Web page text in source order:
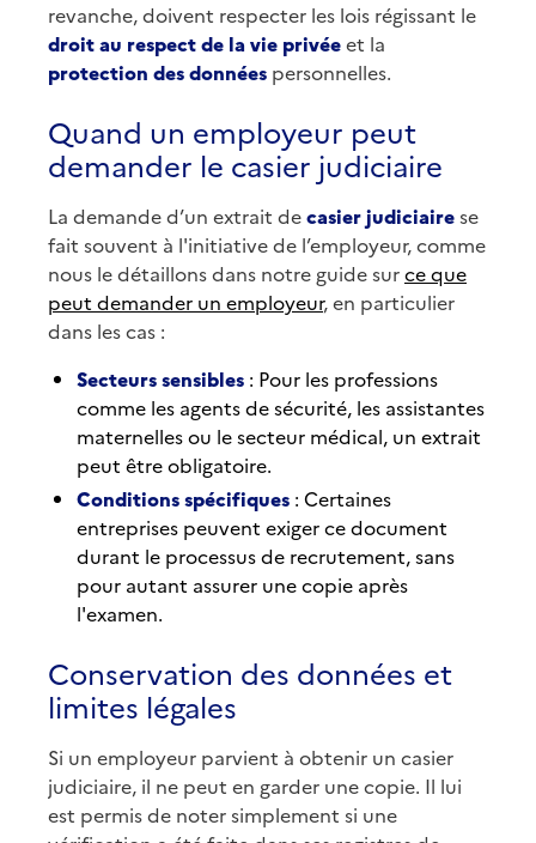
revanche, doivent respecter les lois régissant le
droit au respect de la vie privéeet la
protection des données personnelles.
Quand un employeur peut
demander le casier judiciaire
La demande d’un extrait decasier judiciairese
fait souvent à l'initiative de l’employeur, comme
nous le détaillons dans notre guide surce que
peut demander un employeur, en particulier
dans les cas :
Secteurs sensibles : Pour les professions
comme les agents de sécurité, les assistantes
maternelles ou le secteur médical, un extrait
peut être obligatoire.
Conditions spécifiques : Certaines
entreprises peuvent exiger ce document
durant le processus de recrutement, sans
pour autant assurer une copie après
l'examen.
Conservation des données et
limites légales
Si un employeur parvient à obtenir un casier
judiciaire, il ne peut en garder une copie. Il lui
est permis de noter simplement si une